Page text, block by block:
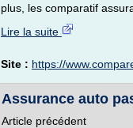
plus, les comparatif
Lire la suite
Site : https://
Assurance auto
Article précédent